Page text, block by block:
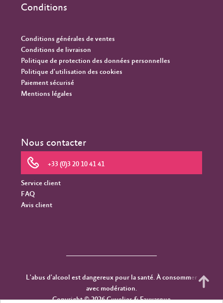
Conditions
Conditions générales de ventes
Conditions de livraison
Politique de protection des données personnelles
Politique d'utilisation des cookies
Paiement sécurisé
Mentions légales
Nous contacter
+33 (0)3 20 10 41 41
Service client
FAQ
Avis client
L'abus d'alcool est dangereux pour la santé. À consommer
avec modération.
Copyright © 2026 Cuvelier & Fauvarque